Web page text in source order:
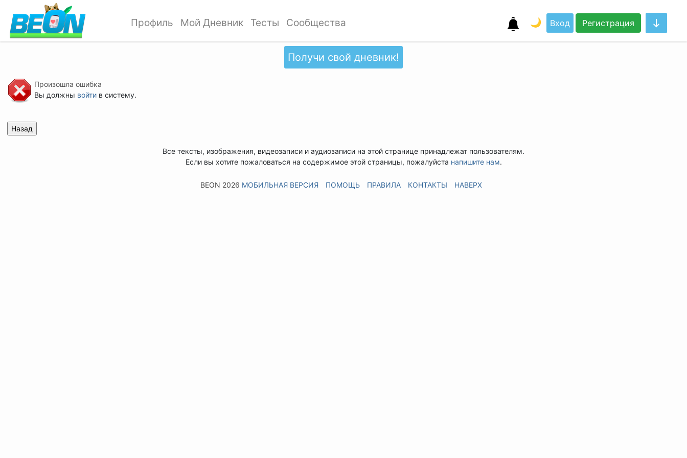
Профиль Мой Дневник Тесты Сообщества 🌙 Вход Регистрация
Получи свой дневник!
Произошла ошибка
Вы должны войтив систему.
Все тексты, изображения, видеозаписи и аудиозаписи на этой странице принадлежат пользователям.
Если вы хотите пожаловаться на содержимое этой страницы, пожалуйста напишите нам.
BEON 2026 МОБИЛЬНАЯ ВЕРСИЯ ПОМОЩЬ ПРАВИЛА КОНТАКТЫ НАВЕРХ